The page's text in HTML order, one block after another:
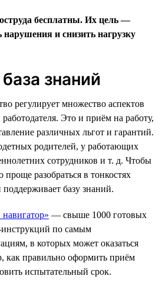
бесплатны. Их цель —
нарушения и снизить нагрузку
знаний
регулирует множество аспектов
Это и приём на работу,
различных льгот и гарантий.
родителей, у работающих
сотрудников и т. д. Чтобы
разобраться в тонкостях
поддерживает базу знаний.
— свыше 1000 готовых
по самым
в которых может оказаться
как правильно оформить приём
испытательный срок.